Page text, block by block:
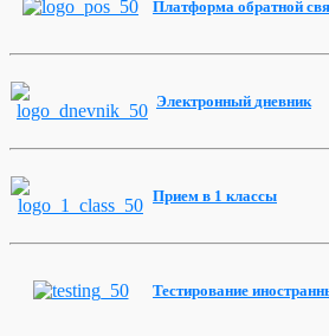
Платформа обратной
Электронный дневник
Прием в 1 классы
Тестирование